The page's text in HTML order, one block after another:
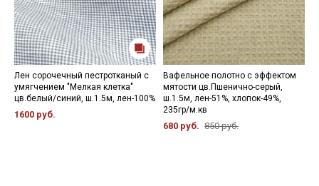
Лен сорочечный пестротканый с
умягчением "Мелкая клетка"
цв.белый/синий, ш.1.5м, лен-100%
1600 руб.
Вафельное полотно с эффектом
мятости цв.Пшенично-серый,
ш.1.5м, лен-51%, хлопок-49%,
235гр/м.кв
680 руб. 850 руб.